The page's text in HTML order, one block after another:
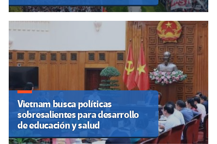
Vietnam busca políticas
sobresalientes para desarrollo
de educación y salud